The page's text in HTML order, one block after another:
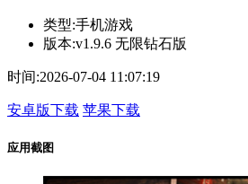
类型:手机游戏
版本:v1.9.6 无限钻石版
时间:2026-07-04 11:07:19
安卓版下载 苹果下载
应用截图